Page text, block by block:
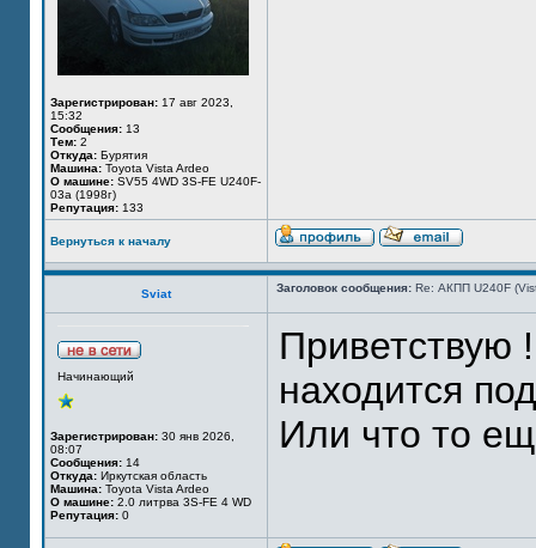
Зарегистрирован: 17 авг 2023,
15:32
Сообщения: 13
Тем: 2
Откуда: Бурятия
Машина: Toyota Vista Ardeo
О машине: SV55 4WD 3S-FE U240F-
03a (1998г)
Репутация: 133
Вернуться к началу
Sviat Заголовок сообщения: Re: АКПП U240F
Начинающий
Зарегистрирован: 30 янв 2026,
08:07
Сообщения: 14
Откуда: Иркутская область
Машина: Toyota Vista Ardeo
О машине: 2.0 литрва 3S-FE 4 WD
Репутация: 0
Приветствую
находится
Или что то